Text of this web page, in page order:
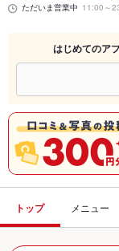
ただいま営業中 11:00～
はじめてのア
トップ メニュー